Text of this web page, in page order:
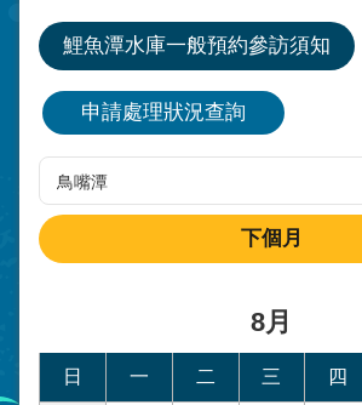
鯉魚潭水庫一般預約參訪須知
申請處理狀況查詢
下個月
8月
日 一 二 三 四